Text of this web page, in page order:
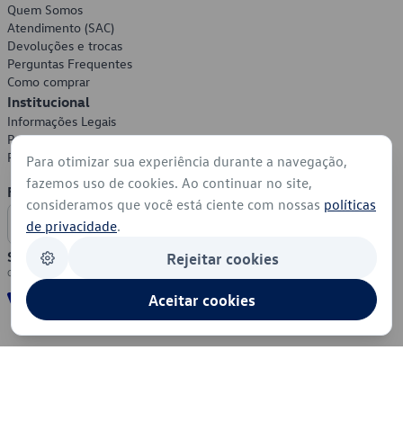
Quem Somos
Atendimento (SAC)
Devoluções e trocas
Perguntas Frequentes
Como comprar
Institucional
Informações Legais
Política de Privacidade
Política de Cookies
Formas de Pagamento
Segurança
Para otimizar sua experiência durante a navegação,
fazemos uso de cookies. Ao continuar no site,
consideramos que você está ciente com nossas políticas
de privacidade.
Rejeitar cookies
Aceitar cookies